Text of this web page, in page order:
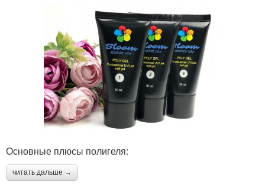
Основные плюсы полигеля:
читать дальше →